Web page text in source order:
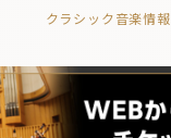
クラシック音楽情
ぶらあぼブラス！